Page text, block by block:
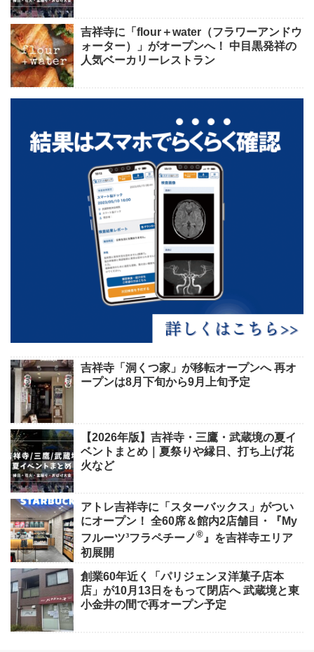
吉祥寺に「flour＋water（フラワーアンドウ
ォーター）」がオープンへ！ 中目黒発祥の
人気ベーカリーレストラン
吉祥寺「洞くつ家」が移転オープンへ 再オ
ープンは8月下旬から9月上旬予定
【2026年版】吉祥寺・三鷹・武蔵境の夏イ
ベントまとめ｜夏祭りや縁日、打ち上げ花
火など
アトレ吉祥寺に「スターバックス」がつい
にオープン！ 全60席＆館内2店舗目・『My
フルーツ³フラペチーノ®』を吉祥寺エリア
初展開
創業60年近く「パリジェンヌ洋菓子店本
店」が10月13日をもって閉店へ 武蔵境と東
小金井の間で再オープン予定